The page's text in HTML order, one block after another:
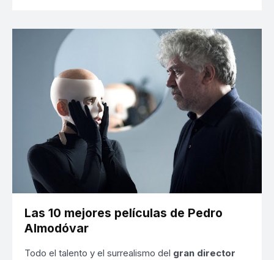
Las 10 mejores películas de Pedro
Almodóvar
Todo el talento y el surrealismo del gran director